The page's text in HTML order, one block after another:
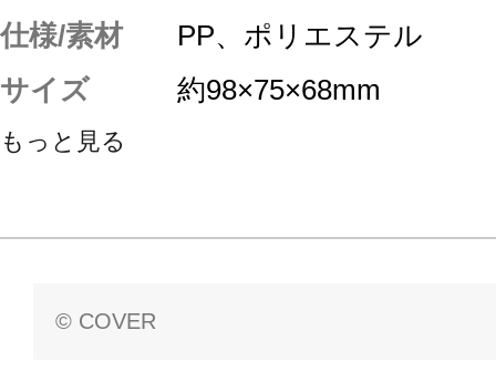
仕様/素材
PP、ポリエステル
サイズ
約98×75×68mm
もっと見る
© COVER